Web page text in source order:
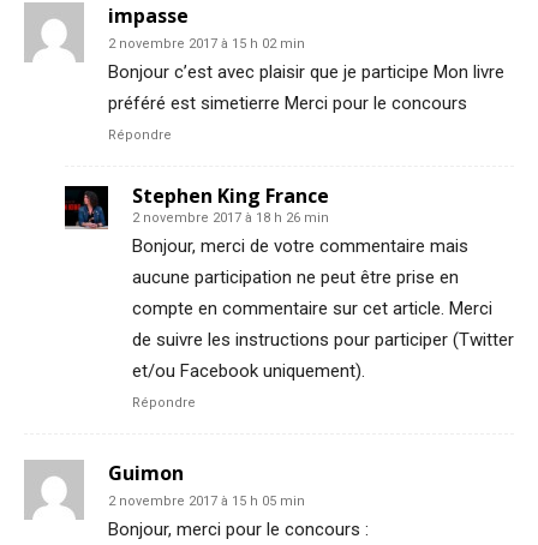
impasse
2 novembre 2017 à 15 h 02 min
Bonjour c’est avec plaisir que je participe Mon livre
préféré est simetierre Merci pour le concours
Répondre
Stephen King France
2 novembre 2017 à 18 h 26 min
Bonjour, merci de votre commentaire mais
aucune participation ne peut être prise en
compte en commentaire sur cet article. Merci
de suivre les instructions pour participer (Twitter
et/ou Facebook uniquement).
Répondre
Guimon
2 novembre 2017 à 15 h 05 min
Bonjour, merci pour le concours :